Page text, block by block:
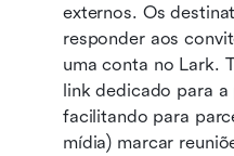
externos. Os
responder aos
uma conta no Lark.
link dedicado para
facilitando para
mídia) marcar